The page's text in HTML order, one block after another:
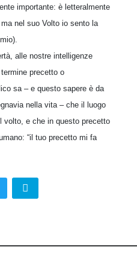
importante: è letteralmente
nel suo Volto io sento la
alle nostre intelligenze
precetto o
sa – e questo sapere è da
nella vita – che il luogo
volto, e che in questo precetto
“il tuo precetto mi fa